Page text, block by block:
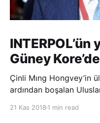
INTERPOL’ün
Güney
Çinli Mıng Hongvey’in
ardından boşalan
21 Kas 2018 1 min read